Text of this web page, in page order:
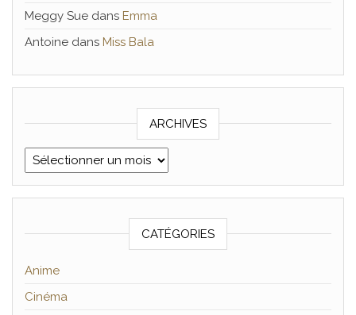
Meggy Sue dans Emma
Antoine dans Miss Bala
ARCHIVES
Archives
CATÉGORIES
Anime
Cinéma